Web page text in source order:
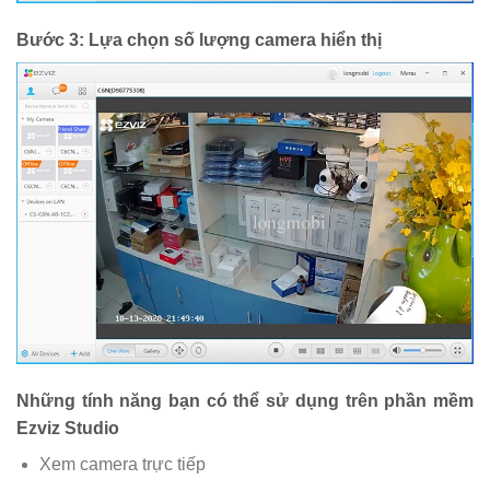
Bước 3: Lựa chọn số lượng camera hiển thị
Những tính năng bạn có thể sử dụng trên phần mềm
Ezviz Studio
Xem camera trực tiếp